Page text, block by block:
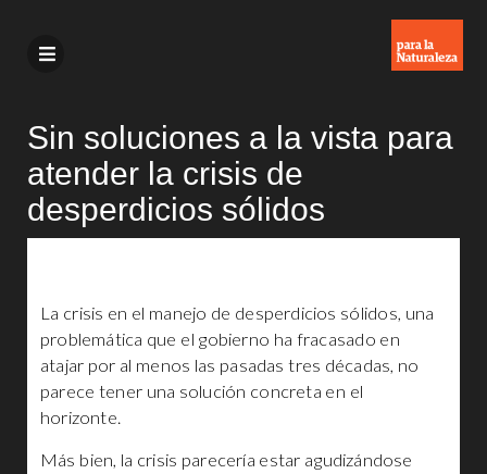
Sin soluciones a la vista para
atender la crisis de
desperdicios sólidos
La crisis en el manejo de desperdicios sólidos, una
problemática que el gobierno ha fracasado en
atajar por al menos las pasadas tres décadas, no
parece tener una solución concreta en el
horizonte.
Más bien, la crisis parecería estar agudizándose